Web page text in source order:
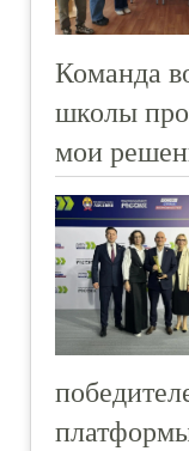
Команда
школы
мои